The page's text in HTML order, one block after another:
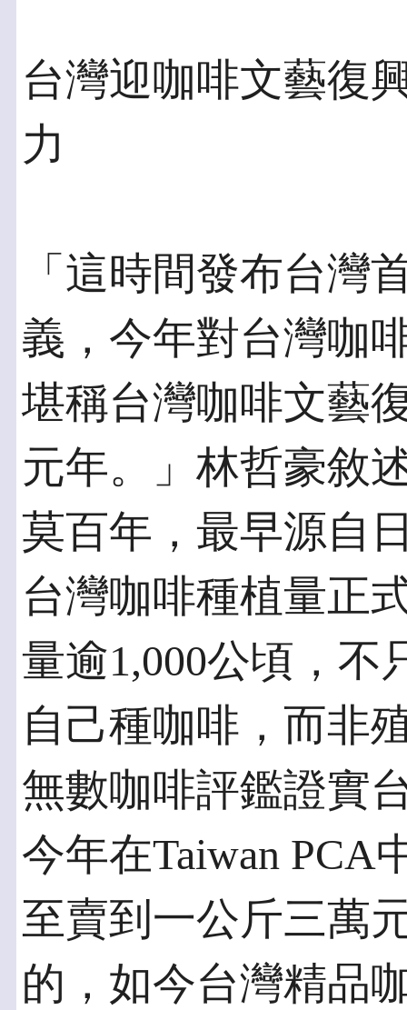
台灣迎咖啡文藝復
力
「這時間發布台灣
義，今年對台灣咖
堪稱台灣咖啡文藝
元年。」林哲豪敘
莫百年，最早源自
台灣咖啡種植量正
量逾1,000公頃，不
自己種咖啡，而非
無數咖啡評鑑證實
今年在Taiwan PCA
至賣到一公斤三萬
的，如今台灣精品